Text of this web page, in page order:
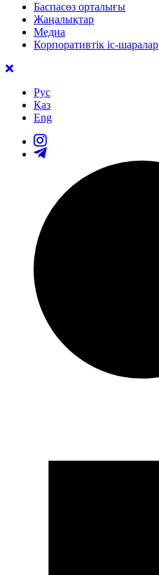
Баспасөз орталығы
Жаңалықтар
Медиа
Корпоративтік іс-шаралар
Рус
Қаз
Eng